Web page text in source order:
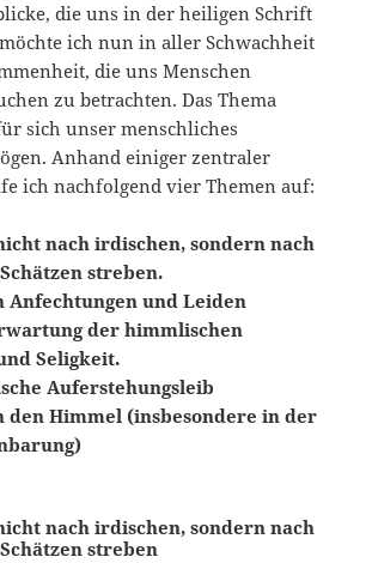
die uns in der heiligen Schrift
ich nun in aller Schwachheit
die uns Menschen
zu betrachten. Das Thema
sich unser menschliches
Anhand einiger zentraler
ich nachfolgend vier Themen auf:
nach irdischen, sondern nach
streben.
Anfechtungen und Leiden
der himmlischen
Seligkeit.
Auferstehungsleib
den Himmel (insbesondere in der
nach irdischen, sondern nach
streben